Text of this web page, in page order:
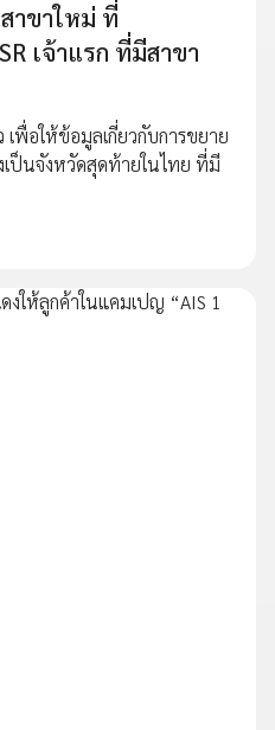
าขาใหม่ ที่
เจ้าแรก ที่มีสาขา
เพื่อให้ข้อมูลเกี่ยวกับการขยาย
ป็นจังหวัดสุดท้ายในไทย ที่มี